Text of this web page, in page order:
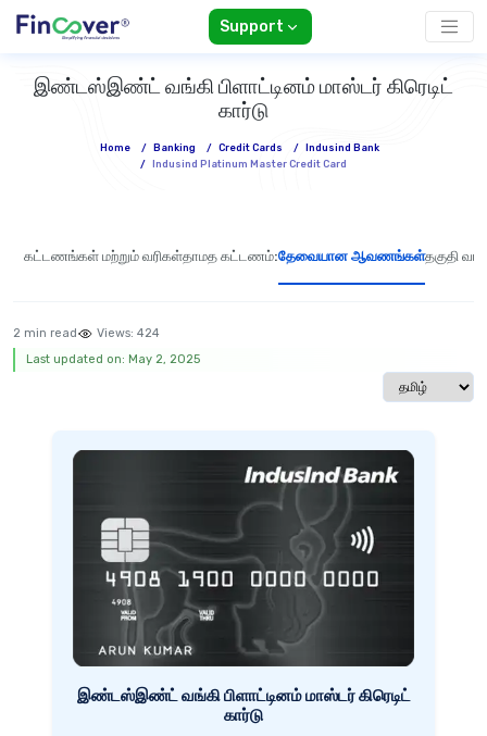
Support
இண்டஸ்இண்ட் வங்கி பிளாட்டினம் மாஸ்டர் கிரெடிட்
கார்டு
Home / Banking / Credit Cards /
Indusind Bank
/
Indusind Platinum Master Credit Card
கட்டணங்கள் மற்றும் வரிகள்தாமத கட்டணம்:தேவையான ஆவணங்கள்தகுதி
2 min read Views: 424
Last updated on: May 2, 2025
Select
இண்டஸ்இண்ட் வங்கி பிளாட்டினம் மாஸ்டர் கிரெடிட்
கார்டு